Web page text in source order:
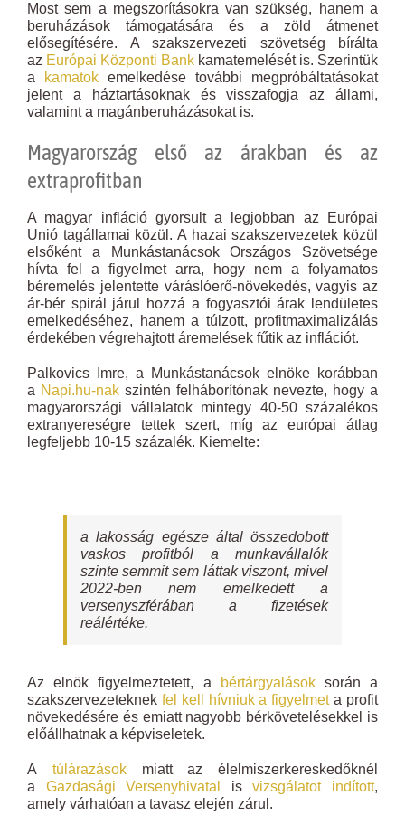
Most sem a megszorításokra van szükség, hanem a
beruházások támogatására és a zöld átmenet
elősegítésére. A szakszervezeti szövetség bírálta
az Európai Központi Bank kamatemelését is. Szerintük
a
kamatok emelkedése további megpróbáltatásokat
jelent a háztartásoknak és visszafogja az állami,
valamint a magánberuházásokat is.
Magyarország első az árakban és az
extraprofitban
A magyar infláció gyorsult a legjobban az Európai
Unió tagállamai közül. A hazai szakszervezetek közül
elsőként a Munkástanácsok Országos Szövetsége
hívta fel a figyelmet arra, hogy nem a folyamatos
béremelés jelentette váráslóerő-növekedés, vagyis az
ár-bér spirál járul hozzá a fogyasztói árak lendületes
emelkedéséhez, hanem a túlzott, profitmaximalizálás
érdekében végrehajtott áremelések fűtik az inflációt.
Palkovics Imre, a Munkástanácsok elnöke korábban
a Napi.hu-nak szintén felháborítónak nevezte, hogy a
magyarországi vállalatok mintegy 40-50 százalékos
extranyereségre tettek szert, míg az európai átlag
legfeljebb 10-15 százalék. Kiemelte:
a lakosság egésze által összedobott
vaskos profitból a munkavállalók
szinte semmit sem láttak viszont, mivel
2022-ben nem emelkedett a
versenyszférában a fizetések
reálértéke.
Az elnök figyelmeztetett, a bértárgyalásoksorán a
szakszervezeteknek fel kell hívniuk a figyelmeta profit
növekedésére és emiatt nagyobb bérkövetelésekkel is
előállhatnak a képviseletek.
A túlárazásokmiatt az élelmiszerkereskedőknél
a Gazdasági Versenyhivatal isvizsgálatot indított,
amely várhatóan a tavasz elején zárul.